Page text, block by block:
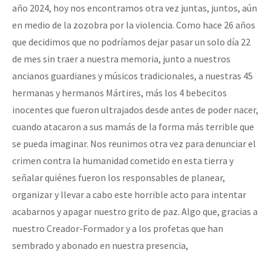
año 2024, hoy nos encontramos otra vez juntas, juntos, aún
en medio de la zozobra por la violencia. Como hace 26 años
que decidimos que no podríamos dejar pasar un solo día 22
de mes sin traer a nuestra memoria, junto a nuestros
ancianos guardianes y músicos tradicionales, a nuestras 45
hermanas y hermanos Mártires, más los 4 bebecitos
inocentes que fueron ultrajados desde antes de poder nacer,
cuando atacaron a sus mamás de la forma más terrible que
se pueda imaginar. Nos reunimos otra vez para denunciar el
crimen contra la humanidad cometido en esta tierra y
señalar quiénes fueron los responsables de planear,
organizar y llevar a cabo este horrible acto para intentar
acabarnos y apagar nuestro grito de paz. Algo que, gracias a
nuestro Creador-Formador y a los profetas que han
sembrado y abonado en nuestra presencia,